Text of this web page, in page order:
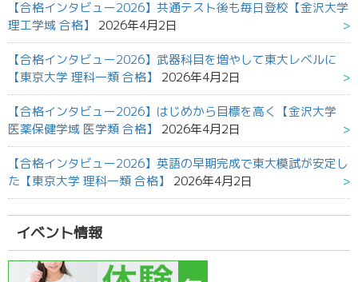
【合格インタビュー2026】共通テスト後も毎日登校【金沢大学
理工学域 合格】
2026年4月2日
【合格インタビュー2026】武器科目を増やして東大レベルに
【東京大学 理科一類 合格】
2026年4月2日
【合格インタビュー2026】はじめから目標を高く【金沢大学
医薬保健学域 医学類 合格】
2026年4月2日
【合格インタビュー2026】英語の早期完成で東大模試が安定し
た【東京大学 理科一類 合格】
2026年4月2日
イベント情報